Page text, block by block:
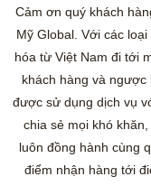
Cảm ơn quý khách
Mỹ Global. Với các
hóa từ Việt Nam đi tới
khách hàng và
được sử dụng dịch vụ
chia sẻ mọi khó
luôn đồng hành cùng
điểm nhận hàng tới